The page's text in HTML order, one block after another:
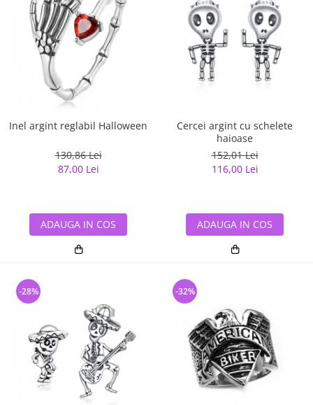
Inel argint reglabil Halloween
130,86 Lei
87,00 Lei
ADAUGA IN COS
Cercei argint cu schelete
haioase
152,01 Lei
116,00 Lei
ADAUGA IN COS
-28% -32%